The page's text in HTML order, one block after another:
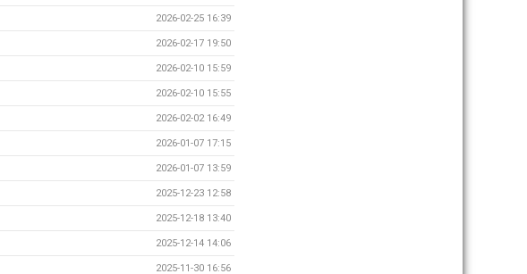
2026-02-25 16:39
2026-02-17 19:50
2026-02-10 15:59
2026-02-10 15:55
2026-02-02 16:49
2026-01-07 17:15
2026-01-07 13:59
2025-12-23 12:58
2025-12-18 13:40
2025-12-14 14:06
2025-11-30 16:56